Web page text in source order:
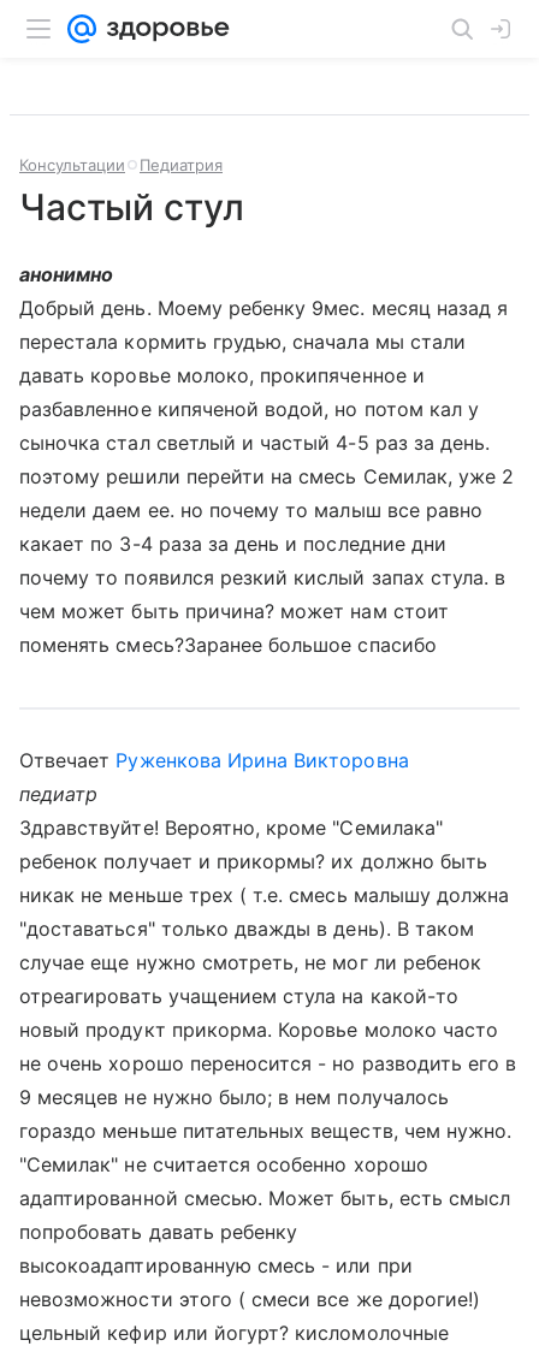
Консультации Педиатрия
Частый стул
анонимно
Добрый день. Моему ребенку 9мес. месяц назад я
перестала кормить грудью, сначала мы стали
давать коровье молоко, прокипяченное и
разбавленное кипяченой водой, но потом кал у
сыночка стал светлый и частый 4-5 раз за день.
поэтому решили перейти на смесь Семилак, уже 2
недели даем ее. но почему то малыш все равно
какает по 3-4 раза за день и последние дни
почему то появился резкий кислый запах стула. в
чем может быть причина? может нам стоит
поменять смесь?Заранее большое спасибо
Отвечает Руженкова Ирина Викторовна
педиатр
Здравствуйте! Вероятно, кроме "Семилака"
ребенок получает и прикормы? их должно быть
никак не меньше трех ( т.е. смесь малышу должна
"доставаться" только дважды в день). В таком
случае еще нужно смотреть, не мог ли ребенок
отреагировать учащением стула на какой-то
новый продукт прикорма. Коровье молоко часто
не очень хорошо переносится - но разводить его в
9 месяцев не нужно было; в нем получалось
гораздо меньше питательных веществ, чем нужно.
"Семилак" не считается особенно хорошо
адаптированной смесью. Может быть, есть смысл
попробовать давать ребенку
высокоадаптированную смесь - или при
невозможности этого ( смеси все же дорогие!)
цельный кефир или йогурт? кисломолочные